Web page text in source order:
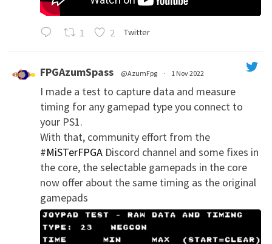
1 2 Twitter
FPGAzumSpass @AzumFpg · 1 Nov 2022
I made a test to capture data and measure
timing for any gamepad type you connect to
your PS1.
With that, community effort from the
#MiSTerFPGADiscord channel and some fixes in
the core, the selectable gamepads in the core
now offer about the same timing as the original
gamepads